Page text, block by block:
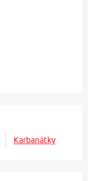
Karbanátky